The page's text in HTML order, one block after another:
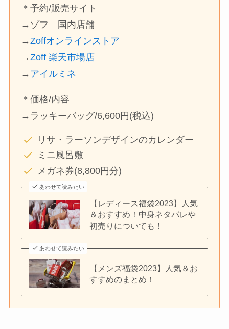
＊予約/販売サイト
→ゾフ 国内店舗
→Zoffオンラインストア
→Zoff 楽天市場店
→ アイルミネ
＊価格/内容
→ラッキーバッグ/6,600円(税込)
リサ・ラーソンデザインのカレンダー
ミニ風呂敷
メガネ券(8,800円分)
あわせて読みたい
【レディース福袋2023】人気
＆おすすめ！中身ネタバレや
初売りについても！
あわせて読みたい
【メンズ福袋2023】人気＆お
すすめのまとめ！